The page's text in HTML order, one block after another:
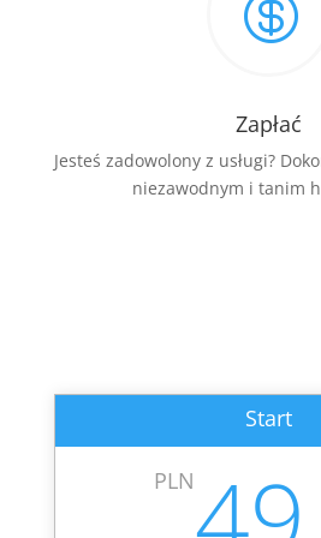

Zapłać
Jesteś zadowolony z usługi?
niezawodnym i tanim
Start
PLN